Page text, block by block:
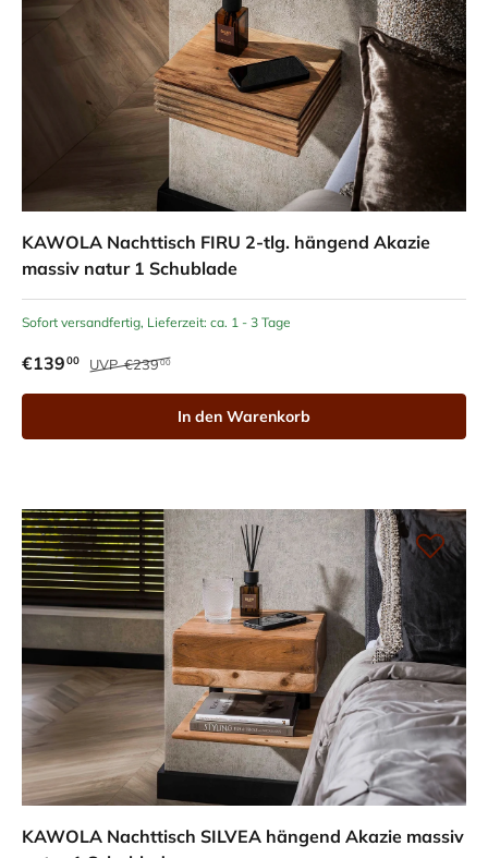
KAWOLA Nachttisch FIRU 2-tlg. hängend Akazie
massiv natur 1 Schublade
Sofort versandfertig, Lieferzeit: ca. 1 - 3 Tage
€13900 UVP€23900
In den Warenkorb
KAWOLA Nachttisch SILVEA hängend Akazie massiv